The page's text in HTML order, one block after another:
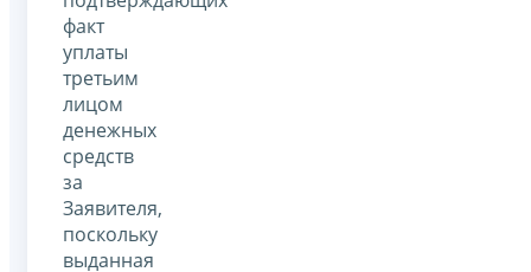
факт
уплаты
третьим
лицом
денежных
средств
за
Заявителя,
поскольку
выданная